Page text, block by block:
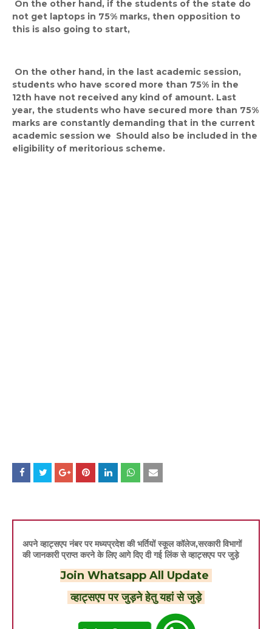
On the other hand, if the students of the state do
not get laptops in 75% marks, then opposition to
this is also going to start,
On the other hand, in the last academic session,
students who have scored more than 75% in the
12th have not received any kind of amount. Last
year, the students who have secured more than 75%
marks are constantly demanding that in the current
academic session we Should also be included in the
eligibility of meritorious scheme.
अपने व्हाट्सएप नंबर पर मध्यप्रदेश की भर्तियों स्कूल कॉलेज,सरकारी विभागों
की जानकारी प्राप्त करने के लिए आगे दिए दी गई लिंक से व्हाट्सएप पर जुड़े
Join Whatsapp All Update
व्हाट्सएप पर जुड़ने हेतु यहां से जुड़े